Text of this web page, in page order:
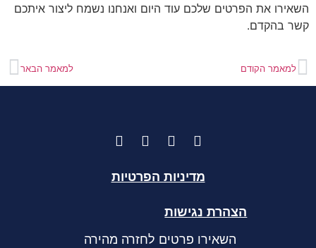
השאירו את הפרטים שלכם עוד היום ואנחנו נשמח ליצור איתכם
קשר בהקדם.
למאמר הקודם למאמר הבאר
השאירו פרטים לחזרה מהירה
מדיניות הפרטיות
הצהרת נגישות